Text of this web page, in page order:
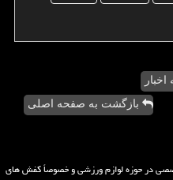
بازگشت به صفحه اصلی
در حوزه لوازم ورزشی و خصوصاً کفش های